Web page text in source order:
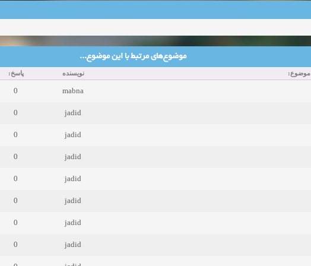
موضوع‌های مرتبط با این موضوع...
موضوع: نویسنده پاسخ:
mabna
0
jadid
0
jadid
0
jadid
0
jadid
0
jadid
0
jadid
0
jadid
0